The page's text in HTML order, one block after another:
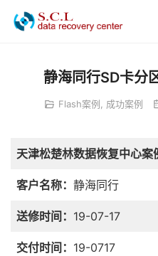
静海同行SD卡分
Flash案例 成功案例
天津松楚林数据恢复中心案
客户名称： 静海同行
送修时间： 19-07-17
交付时间： 19-0717